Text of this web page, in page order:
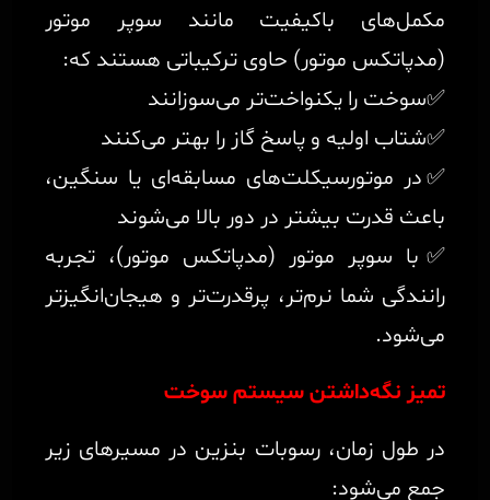
مکمل‌های باکیفیت مانند سوپر موتور
(مدپاتکس موتور) حاوی ترکیباتی هستند که:
✅سوخت را یکنواخت‌تر می‌سوزانند
✅شتاب اولیه و پاسخ گاز را بهتر می‌کنند
✅در موتورسیکلت‌های مسابقه‌ای یا سنگین،
باعث قدرت بیشتر در دور بالا می‌شوند
✅با سوپر موتور (مدپاتکس موتور)، تجربه
رانندگی شما نرم‌تر، پرقدرت‌تر و هیجان‌انگیزتر
می‌شود.
تمیز نگه‌داشتن سیستم سوخت
در طول زمان، رسوبات بنزین در مسیرهای زیر
جمع می‌شود: